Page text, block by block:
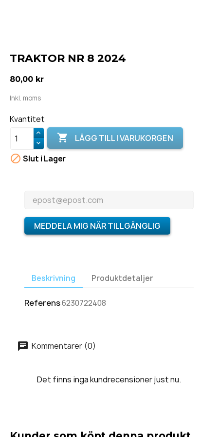
TRAKTOR NR 8 2024
80,00 kr
Inkl. moms
Kvantitet
 LÄGG TILL I VARUKORGEN
 Slut i Lager
MEDDELA MIG NÄR TILLGÄNGLIG
Beskrivning Produktdetaljer
Referens6230722408
Kommentarer (0)
Det finns inga kundrecensioner just nu.